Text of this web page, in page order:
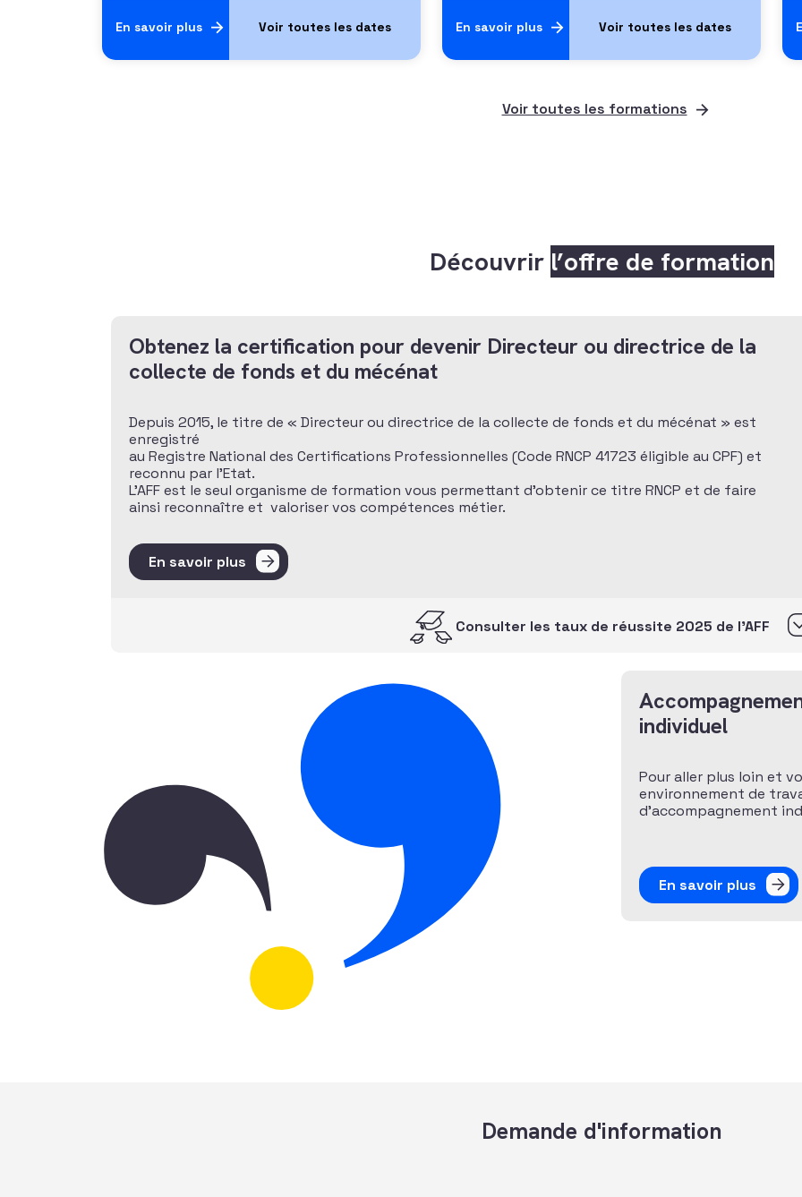
En savoir plus En savoir plus
Voir toutes les formations
Découvrir l’offre de formation
Obtenez la certification pour devenir Directeur ou directrice de la
collecte de fonds et du mécénat
Depuis 2015, le titre de « Directeur ou directrice de la collecte de fonds et du mécénat » est
enregistré
au Registre National des Certifications Professionnelles (Code RNCP 41723 éligible au CPF) et
reconnu par l’Etat.
L’AFF est le seul organisme de formation vous permettant d’obtenir ce titre RNCP et de faire
ainsi reconnaître et valoriser vos compétences métier.
En savoir plus
Consulter les taux de réussite 2025 de l’AFF
individuel
Pour aller plus loin et
environnement de
d’accompagnement
En savoir plus
Demande d'information